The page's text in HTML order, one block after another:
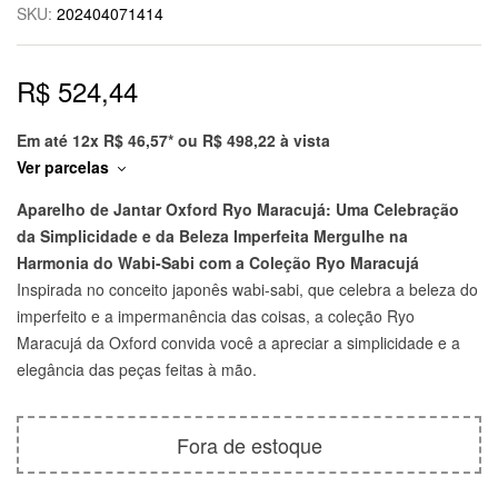
SKU: 202404071414
R$ 524,44
Em até 12x R$ 46,57* ou R$ 498,22 à vista
Ver parcelas
Aparelho de Jantar Oxford Ryo Maracujá: Uma Celebração
da Simplicidade e da Beleza Imperfeita Mergulhe na
Harmonia do Wabi-Sabi com a Coleção Ryo Maracujá
Inspirada no conceito japonês wabi-sabi, que celebra a beleza do
imperfeito e a impermanência das coisas, a coleção Ryo
Maracujá da Oxford convida você a apreciar a simplicidade e a
elegância das peças feitas à mão.
Fora de estoque